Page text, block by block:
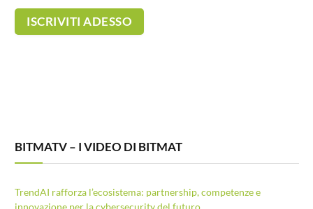
BITMATV – I VIDEO DI BITMAT
TrendAI rafforza l’ecosistema: partnership, competenze e
innovazione per la cybersecurity del futuro